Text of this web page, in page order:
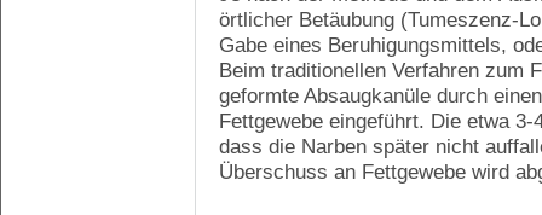
örtlicher Betäubung (Tumeszenz-
Gabe eines Beruhigungsmittels,
Beim traditionellen Verfahren zum
geformte Absaugkanüle durch
Fettgewebe eingeführt. Die etwa
dass die Narben später nicht
Überschuss an Fettgewebe wird